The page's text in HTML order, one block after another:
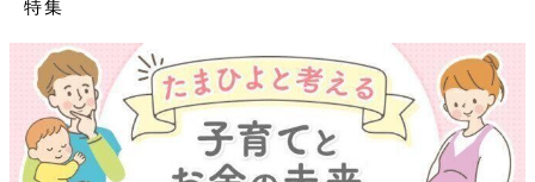
特集